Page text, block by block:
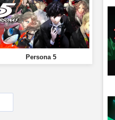
Persona 5